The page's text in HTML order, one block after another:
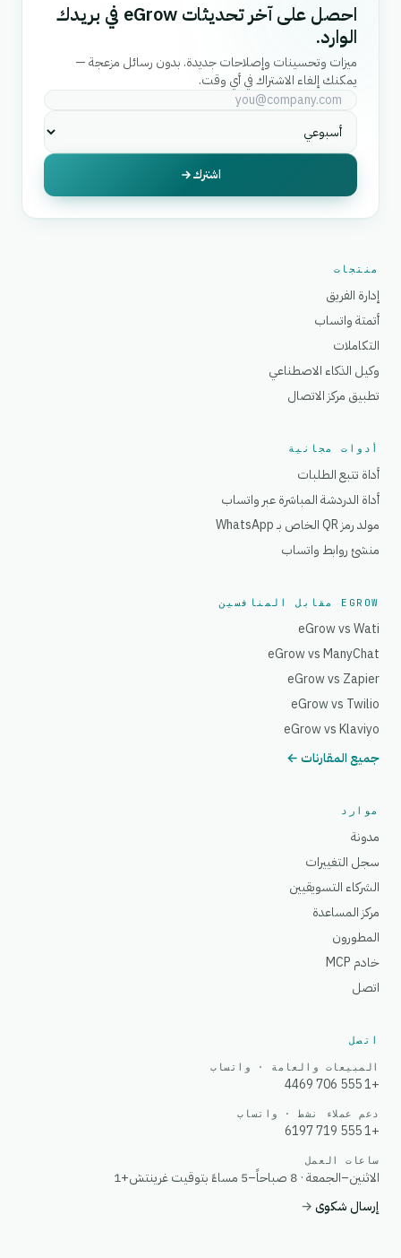
احصل على آخر تحديثات eGrow في بريدك
الوارد.
ميزات وتحسينات وإصلاحات جديدة. بدون رسائل مزعجة —
يمكنك إلغاء الاشتراك في أي وقت.
اشترك
منتجات
إدارة الفريق
أتمتة واتساب
التكاملات
وكيل الذكاء الاصطناعي
تطبيق مركز الاتصال
أدوات مجانية
أداة تتبع الطلبات
أداة الدردشة المباشرة عبر واتساب
مولد رمز QR الخاص بـ WhatsApp
منشئ روابط واتساب
EGROW مقابل المنافسين
eGrow vs Wati
eGrow vs ManyChat
eGrow vs Zapier
eGrow vs Twilio
eGrow vs Klaviyo
جميع المقارنات ←
موارد
مدونة
سجل التغييرات
الشركاء التسويقيين
مركز المساعدة
المطورون
خادم MCP
اتصل
اتصل
المبيعات والعامة · واتساب
+1 555 706 4469
دعم عملاء نشط · واتساب
+1 555 719 6197
ساعات العمل
الاثنين–الجمعة · 8 صباحاً–5 مساءً بتوقيت غرينتش+1
إرسال شكوى→